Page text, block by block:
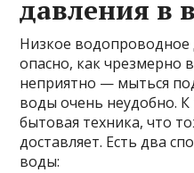
давления в
Низкое водопроводное
опасно, как чрезмерно
неприятно — мыться
воды очень неудобно.
бытовая техника, что
доставляет. Есть два
воды: